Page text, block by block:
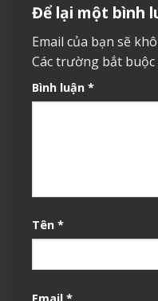
Để lại một bình
Email của bạn sẽ
Các trường bắt
Bình luận *
Tên *
Email *